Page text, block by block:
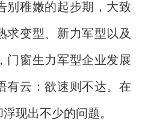
别稚嫩的起步期，大致
求变型、新力军型以及
门窗生力军型企业发展
有云：欲速则不达。在
现出不少的问题。